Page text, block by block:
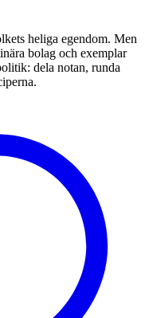
heliga egendom. Men
bolag och exemplar
dela notan, runda